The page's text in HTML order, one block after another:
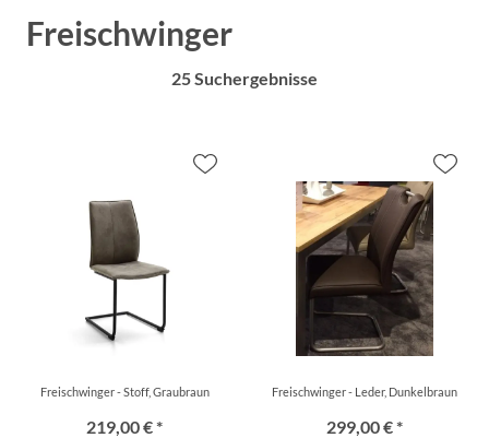
Freischwinger
25 Suchergebnisse
Freischwinger - Stoff, Graubraun
219,00 € *
Freischwinger - Leder, Dunkelbraun
299,00 € *